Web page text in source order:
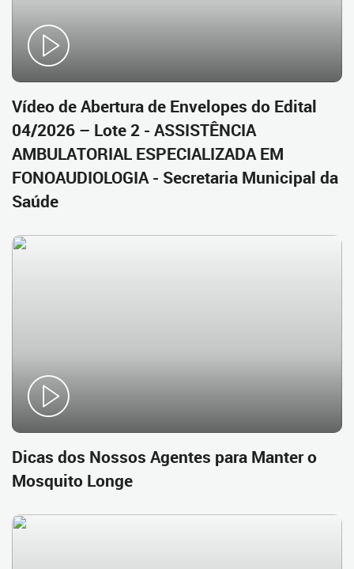
Vídeo de Abertura de Envelopes do Edital
04/2026 – Lote 2 - ASSISTÊNCIA
AMBULATORIAL ESPECIALIZADA EM
FONOAUDIOLOGIA - Secretaria Municipal da
Saúde
Dicas dos Nossos Agentes para Manter o
Mosquito Longe